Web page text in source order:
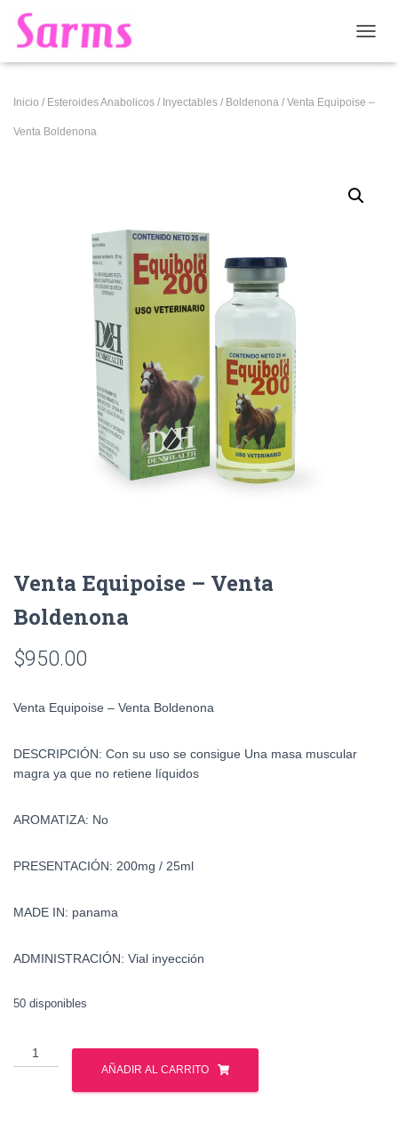
Inicio / Esteroides Anabolicos / Inyectables / Boldenona / Venta Equipoise –
Venta Boldenona
Venta Equipoise – Venta
Boldenona
$950.00
Venta Equipoise – Venta Boldenona
DESCRIPCIÓN: Con su uso se consigue Una masa muscular
magra ya que no retiene líquidos
AROMATIZA: No
PRESENTACIÓN: 200mg / 25ml
MADE IN: panama
ADMINISTRACIÓN: Vial inyección
50 disponibles
Venta
Equipoise
AÑADIR AL CARRITO